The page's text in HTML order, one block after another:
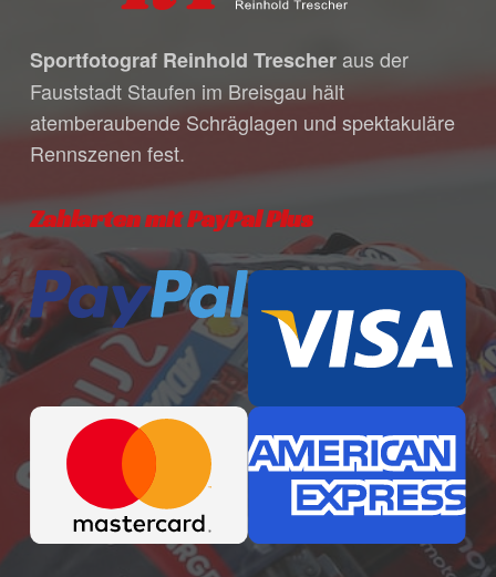
Es befinden sich keine Produkte
im Warenkorb.
Go to shop
Sportfotograf Reinhold Trescheraus der
Fauststadt Staufen im Breisgau hält
atemberaubende Schräglagen und spektakuläre
Rennszenen fest.
Zahlarten mit PayPal Plus